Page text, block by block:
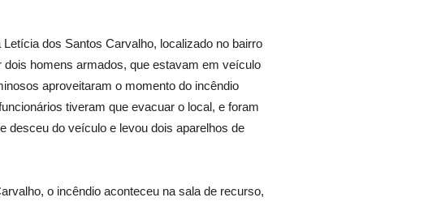
dos Santos Carvalho, localizado no bairro
homens armados, que estavam em veículo
aproveitaram o momento do incêndio
tiveram que evacuar o local, e foram
desceu do veículo e levou dois aparelhos de
o incêndio aconteceu na sala de recurso,